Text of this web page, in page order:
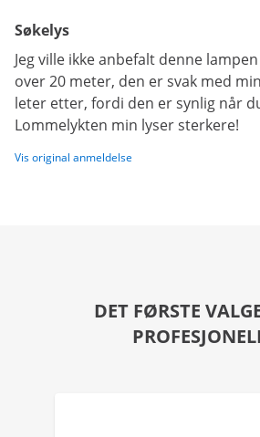
Søkelys
Jeg ville ikke anbefalt denne
over 20 meter, den er svak med
leter etter, fordi den er synlig når
Lommelykten min lyser sterkere!
Vis original anmeldelse
DET FØRSTE